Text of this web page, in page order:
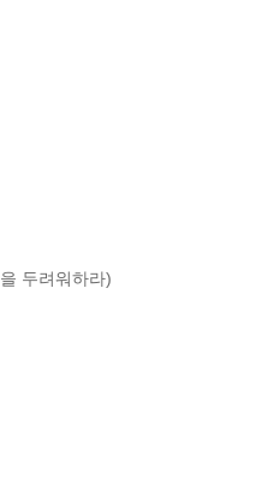
두려워하라)